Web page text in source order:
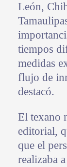
León,
tiempos
medidas
flujo de
destacó.
El texano
editorial,
que el
realizaba